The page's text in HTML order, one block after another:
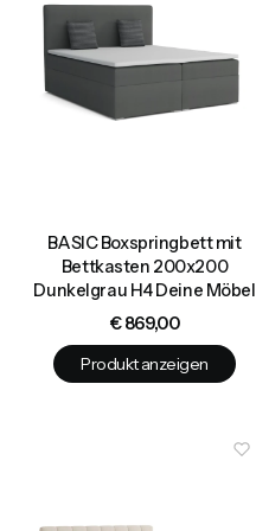
BASIC Boxspringbett mit
Bettkasten 200x200
Dunkelgrau H4 Deine Möbel
Preis
€ 869,00
Produkt anzeigen